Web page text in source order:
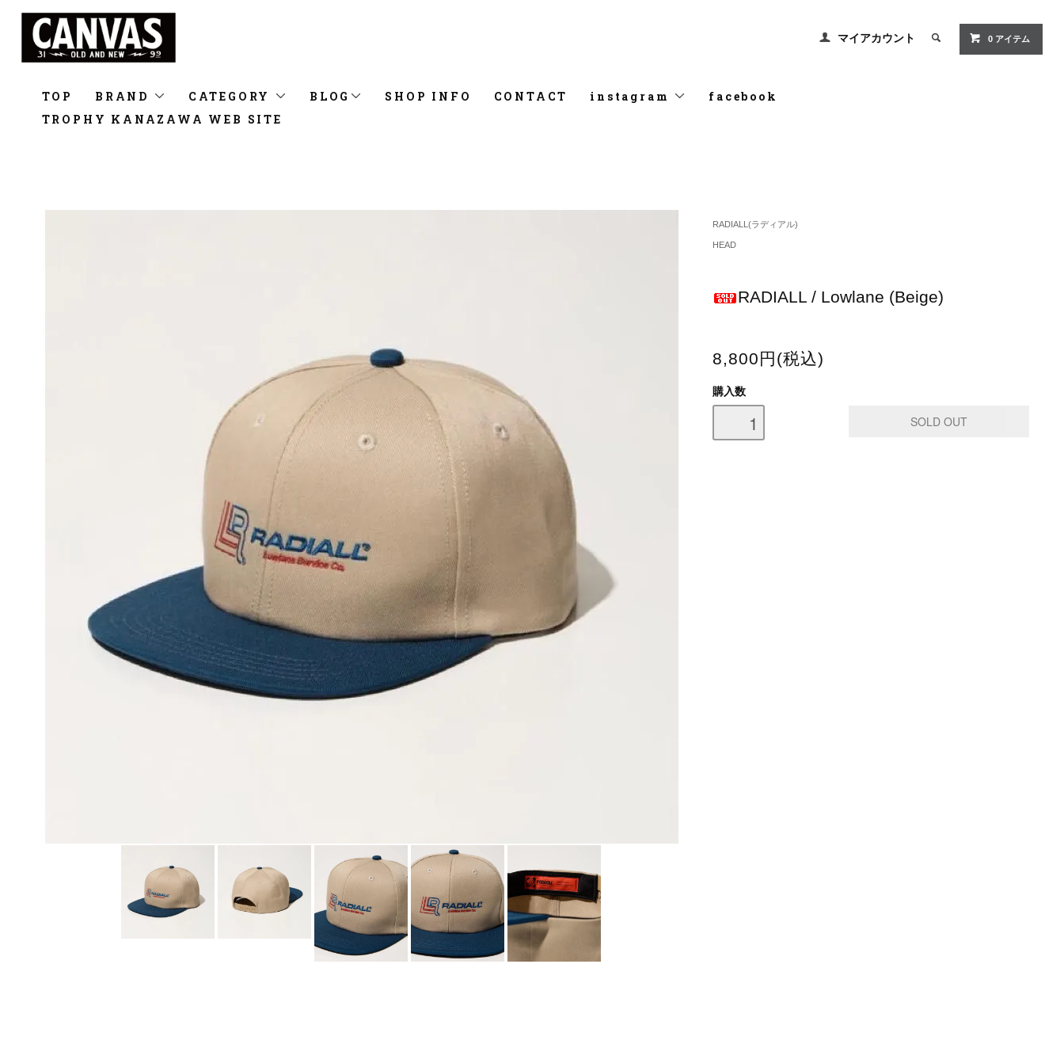
マイアカウント 0 アイテム
TOP BRAND CATEGORY BLOG SHOP INFO CONTACT instagram
facebook
TROPHY KANAZAWA WEB SITE
RADIALL(ラディアル)
HEAD
RADIALL / Lowlane (Beige)
8,800円(税込)
購入数